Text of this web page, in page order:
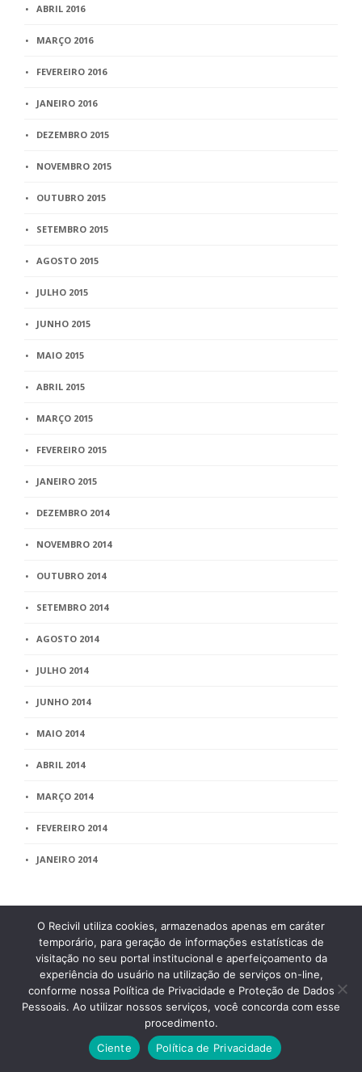
ABRIL 2016
MARÇO 2016
FEVEREIRO 2016
JANEIRO 2016
DEZEMBRO 2015
NOVEMBRO 2015
OUTUBRO 2015
SETEMBRO 2015
AGOSTO 2015
JULHO 2015
JUNHO 2015
MAIO 2015
ABRIL 2015
MARÇO 2015
FEVEREIRO 2015
JANEIRO 2015
DEZEMBRO 2014
NOVEMBRO 2014
OUTUBRO 2014
SETEMBRO 2014
AGOSTO 2014
JULHO 2014
JUNHO 2014
MAIO 2014
ABRIL 2014
MARÇO 2014
FEVEREIRO 2014
JANEIRO 2014
Endereço
Rua Timbiras, 2318, Lourdes Belo Horizonte – MG. Cep:
O Recivil utiliza cookies, armazenados apenas em caráter
temporário, para geração de informações estatísticas de
visitação no seu portal institucional e aperfeiçoamento da
experiência do usuário na utilização de serviços on-line,
conforme nossa Política de Privacidade e Proteção de Dados
Pessoais. Ao utilizar nossos serviços, você concorda com esse
procedimento.
Ciente
Política de Privacidade